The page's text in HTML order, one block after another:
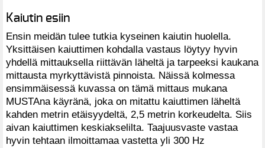
Kaiutin esiin
Ensin meidän tulee tutkia kyseinen kaiutin huolella.
Yksittäisen kaiuttimen kohdalla vastaus löytyy hyvin
yhdellä mittauksella riittävän läheltä ja tarpeeksi kaukana
mittausta myrkyttävistä pinnoista. Näissä kolmessa
ensimmäisessä kuvassa on tämä mittaus mukana
MUSTAna käyränä, joka on mitattu kaiuttimen läheltä
kahden metrin etäisyydeltä, 2,5 metrin korkeudelta. Siis
aivan kaiuttimen keskiakselilta. Taajuusvaste vastaa
hyvin tehtaan ilmoittamaa vastetta yli 300 Hz